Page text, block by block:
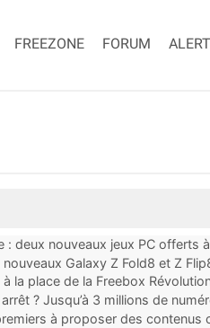
FREEZONE FORUM
: deux nouveaux jeux PC offerts
Galaxy Z Fold8 et Z
la place de la Freebox
? Jusqu’à 3 millions de
à proposer des